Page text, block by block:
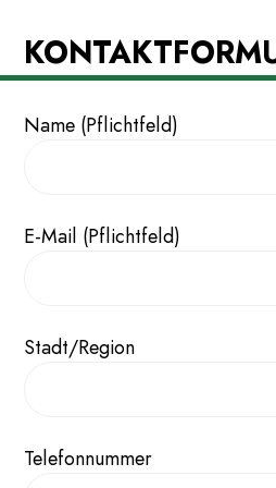
Name (Pflichtfeld)
E-Mail (Pflichtfeld)
Stadt/Region
Telefonnummer